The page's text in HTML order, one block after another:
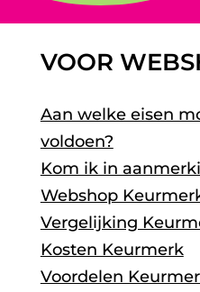
VOOR
Aan welke eisen
voldoen?
Kom ik in
Webshop
Vergelijking
Kosten Keurmerk
Voordelen